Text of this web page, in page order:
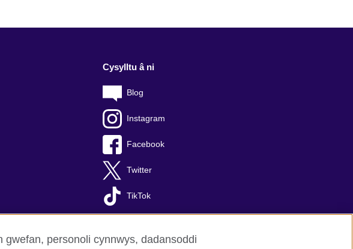
Cysylltu â ni
Blog
Instagram
Facebook
Twitter
TikTok
personoli cynnwys, dadansoddi